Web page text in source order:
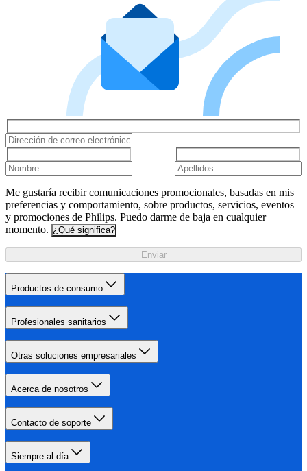
Me gustaría recibir comunicaciones promocionales, basadas en mis
preferencias y comportamiento, sobre productos, servicios, eventos
y promociones de Philips. Puedo darme de baja en cualquier
momento. ¿Qué significa?
Enviar
Productos de consumo
Profesionales sanitarios
Otras soluciones empresariales
Acerca de nosotros
Contacto de soporte
Siempre al día